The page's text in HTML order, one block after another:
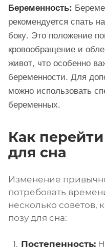
Беременность:
рекомендуется спать
боку. Это положение
кровообращение и
живот, что особенно
беременности. Для
можно использовать
беременных.
Как
для сна
Изменение
потребовать
несколько советов,
позу для сна:
Постепенность: